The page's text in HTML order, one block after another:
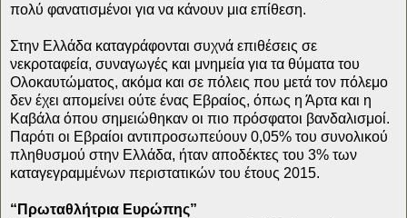
πολύ φανατισμένοι για να κάνουν μια επίθεση.
Στην Ελλάδα καταγράφονται συχνά επιθέσεις σε
νεκροταφεία, συναγωγές και μνημεία για τα θύματα του
Ολοκαυτώματος, ακόμα και σε πόλεις που μετά τον πόλεμο
δεν έχει απομείνει ούτε ένας Εβραίος, όπως η Άρτα και η
Καβάλα όπου σημειώθηκαν οι πιο πρόσφατοι βανδαλισμοί.
Παρότι οι Εβραίοι αντιπροσωπεύουν 0,05% του συνολικού
πληθυσμού στην Ελλάδα, ήταν αποδέκτες του 3% των
καταγεγραμμένων περιστατικών του έτους 2015.
“Πρωταθλήτρια Ευρώπης”